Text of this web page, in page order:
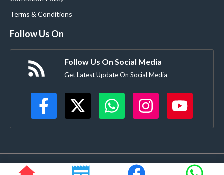
Terms & Conditions
Follow Us On
Follow Us On Social Media
Get Latest Update On Social Media
©Buldanacoverage.com
• All rights reserved • Created by-